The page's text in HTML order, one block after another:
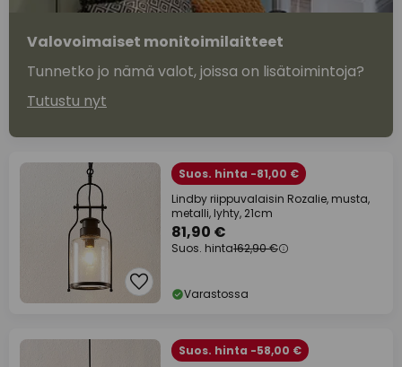
Valovoimaiset monitoimilaitteet
Tunnetko jo nämä valot, joissa on lisätoimintoja?
Tutustu nyt
Suos. hinta -81,00 €
Lindby riippuvalaisin Rozalie, musta,
metalli, lyhty, 21cm
81,90 €
Suos. hinta162,90 €
Varastossa
Suos. hinta -58,00 €